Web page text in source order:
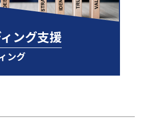
ング支援
ング